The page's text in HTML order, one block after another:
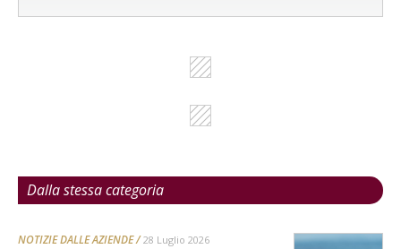
Dalla stessa categoria
NOTIZIE DALLE AZIENDE 28 Luglio 2026